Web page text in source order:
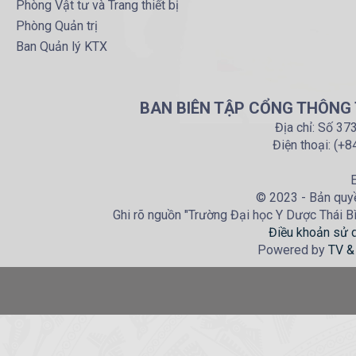
Phòng Vật tư và Trang thiết bị
Phòng Quản trị
Ban Quản lý KTX
BAN BIÊN TẬP CỔNG
Địa chỉ: Số
Điện thoại:
© 2023 - Bản
Ghi rõ nguồn "Trường Đại học Y Dược Thái
Điều khoản sử
Powered by TV